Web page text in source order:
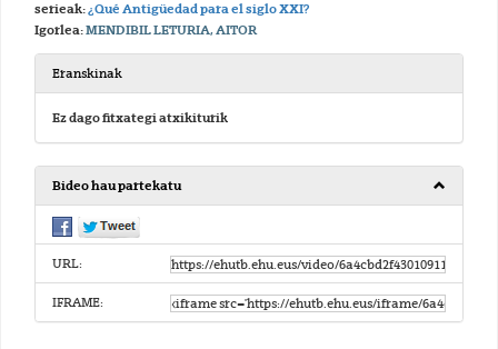
serieak:¿Qué Antigüedad para el siglo XXI?
Igorlea:MENDIBIL LETURIA, AITOR
Eranskinak
Ez dago fitxategi atxikiturik
Bideo hau partekatu
URL:
IFRAME: